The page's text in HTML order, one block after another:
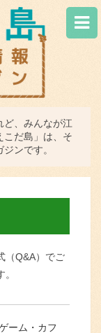
ど、みんなが江
こだ島」は、そ
ンです。
（Q&A）でご
ーム・カフ